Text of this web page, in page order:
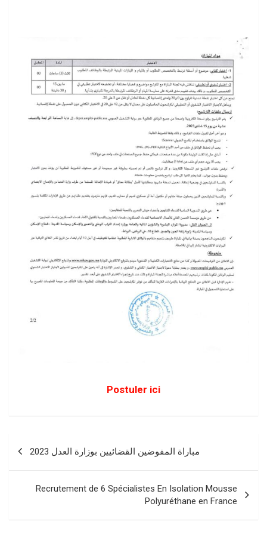
Postuler ici
مباراة المفوضين القضائيين بوزارة العدل 2023
Recrutement de 6 Spécialistes En Isolation Mousse
Polyuréthane en France